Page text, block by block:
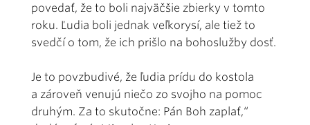
povedať, že to boli najväčšie zbierky v tomto
roku. Ľudia boli jednak veľkorysí, ale tiež to
svedčí o tom, že ich prišlo na bohoslužby dosť.
Je to povzbudivé, že ľudia prídu do kostola
a zároveň venujú niečo zo svojho na pomoc
druhým. Za to skutočne: Pán Boh zaplať,“